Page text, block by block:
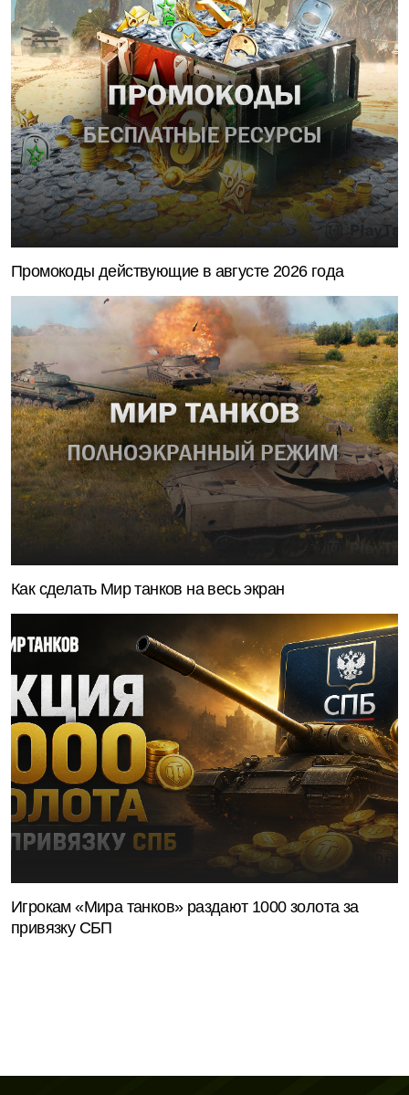
Промокоды действующие в августе 2026 года
Как сделать Мир танков на весь экран
Игрокам «Мира танков» раздают 1000 золота за
привязку СБП